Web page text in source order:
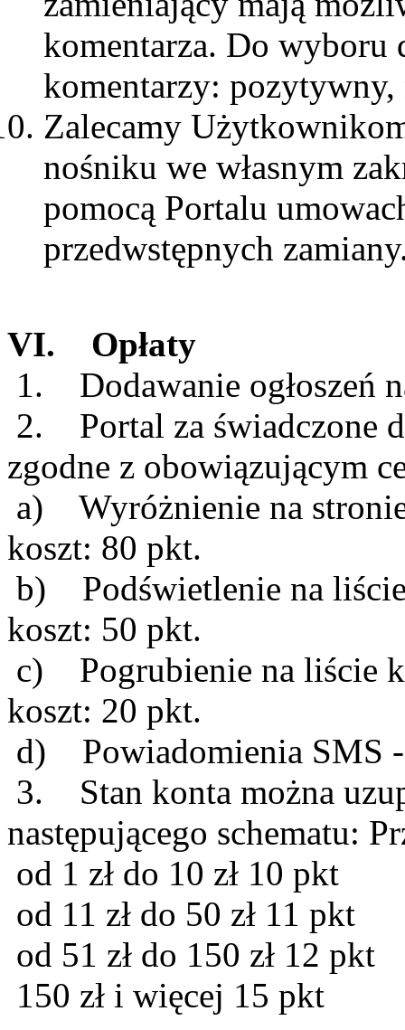
komentarza. Do wyboru
komentarzy:
Zalecamy
nośniku we własnym
pomocą Portalu
przedwstępnych
VI. Opłaty
1. Dodawanie ogłoszeń
2. Portal za świadczone
zgodne z obowiązującym
a) Wyróżnienie na
koszt: 80 pkt.
b) Podświetlenie na
koszt: 50 pkt.
c) Pogrubienie na liście
koszt: 20 pkt.
d) Powiadomienia SMS -
3. Stan konta można
następującego schematu:
od 1 zł do 10 zł 10 pkt
od 11 zł do 50 zł 11 pkt
od 51 zł do 150 zł 12 pkt
150 zł i więcej 15 pkt